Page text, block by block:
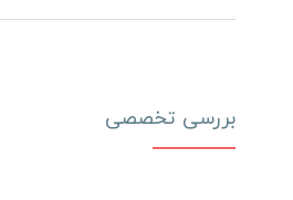
بررسی تخصصی